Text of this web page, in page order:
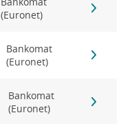
(Euronet)
Bankomat
(Euronet)
Bankomat
(Euronet)